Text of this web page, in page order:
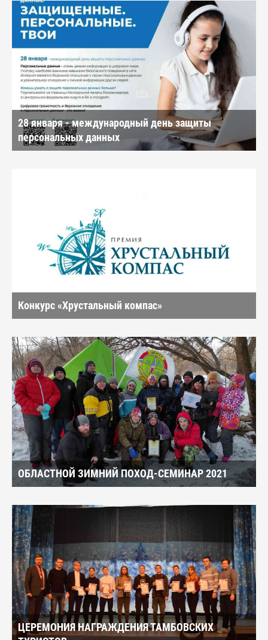
28 января - международный день защиты
персональных данных
Конкурс «Хрустальный компас»
ОБЛАСТНОЙ ЗИМНИЙ ПОХОД-СЕМИНАР 2021
ЦЕРЕМОНИЯ НАГРАЖДЕНИЯ ТАМБОВСКИХ